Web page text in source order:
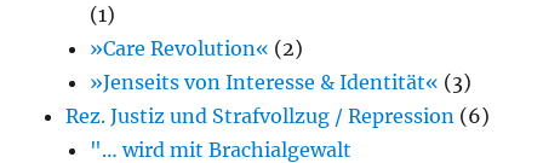
(1)
»Care Revolution« (2)
»Jenseits von Interesse & Identität« (3)
Rez. Justiz und Strafvollzug / Repression (6)
"… wird mit Brachialgewalt